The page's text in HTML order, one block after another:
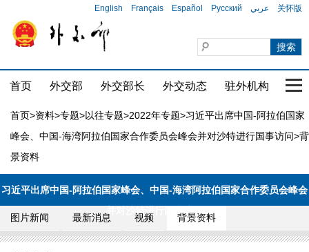
English Français Español Русский عربي 关怀版
首页 外交部 外交部长 外交动态 驻外机构 国
首页>资料>专题>以往专题>2022年专题>习近平出席中国-阿拉伯国家
峰会、中国-海湾阿拉伯国家合作委员会峰会并对沙特进行国事访问>背
景资料
习近平出席中国-阿拉伯国家峰会、中国-海湾阿拉伯国家合作委员会峰会
并对沙特进行国事访问
图片新闻 最新消息 视频 背景资料